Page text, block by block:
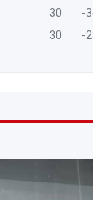
30 -
30 -